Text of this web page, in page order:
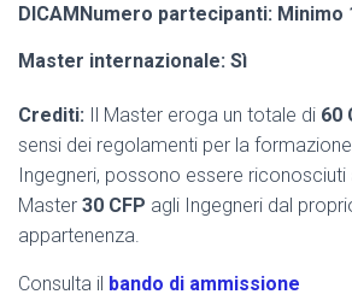
DICAMNumero partecipanti: Minimo
Master internazionale: Sì
Crediti: Il Master eroga un totale di 60
sensi dei regolamenti per la
Ingegneri, possono essere riconosciuti
Master 30 CFP agli Ingegneri dal
appartenenza.
Consulta il bando di ammissione